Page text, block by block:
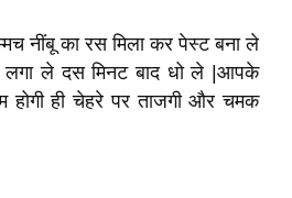
नींबू का रस मिला कर पेस्ट बना ले
ले दस मिनट बाद धो ले |आपके
होगी ही चेहरे पर ताजगी और चमक